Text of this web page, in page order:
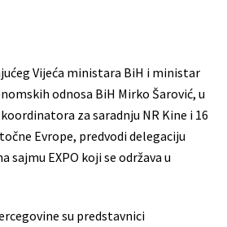
Vijeća ministara BiH i ministar
odnosa BiH Mirko Šarović, u
za saradnju NR Kine i 16
Evrope, predvodi delegaciju
sajmu EXPO koji se održava u
su predstavnici